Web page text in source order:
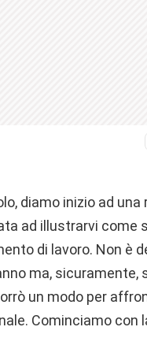
diamo inizio ad
ad illustrarvi
di lavoro. Non è
ma,
un modo per
Cominciamo con